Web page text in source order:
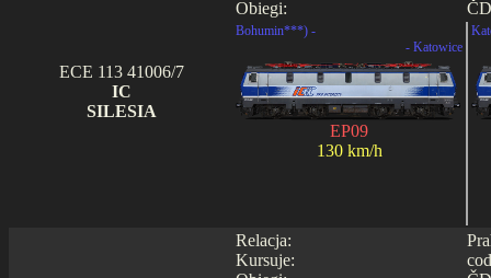
Obiegi:
ECE 113 41006/7
IC
SILESIA
Bohumin***) -
- Katowice
EP09
130 km/h
Relacja:
Kursuje: